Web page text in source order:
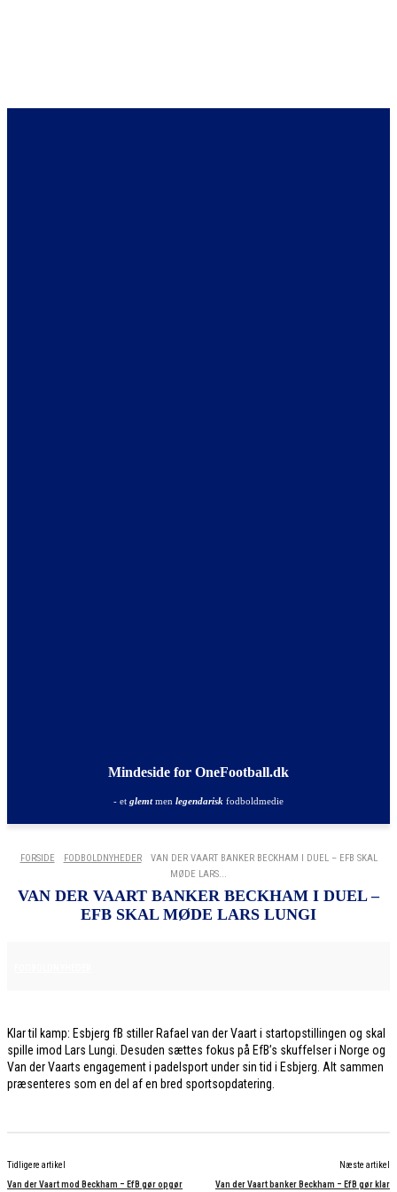
Mindeside for OneFootball.dk
- et glemtmen legendarisk fodboldmedie
FORSIDE FODBOLDNYHEDER
VAN DER VAART BANKER BECKHAM I DUEL – EFB SKAL
MØDE LARS...
VAN DER VAART BANKER BECKHAM I DUEL –
EFB SKAL MØDE LARS LUNGI
Klar til kamp: Esbjerg fB stiller Rafael van der Vaart i startopstillingen og skal
spille imod Lars Lungi. Desuden sættes fokus på EfB’s skuffelser i Norge og
Van der Vaarts engagement i padelsport under sin tid i Esbjerg. Alt sammen
præsenteres som en del af en bred sportsopdatering.
Tidligere artikel
Van der Vaart mod Beckham – EfB gør opgør
Næste artikel
Van der Vaart banker Beckham – EfB gør klar